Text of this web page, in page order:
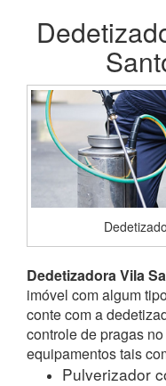
Dedetizadora Vila
imóvel com algum
conte com a
controle de pragas
equipamentos tais
Pulverizador